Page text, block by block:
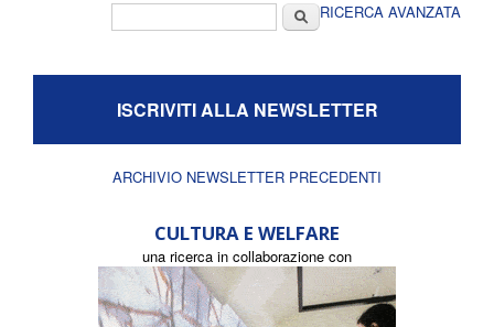
CercaRICERCA AVANZATA
ISCRIVITI ALLA NEWSLETTER
ARCHIVIO NEWSLETTER PRECEDENTI
CULTURA E WELFARE
una ricerca in collaborazione con